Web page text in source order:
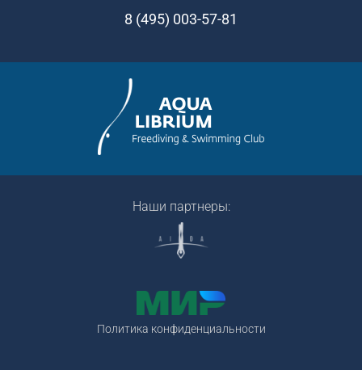
8 (495) 003-57-81
Наши партнеры:
Политика конфиденциальности